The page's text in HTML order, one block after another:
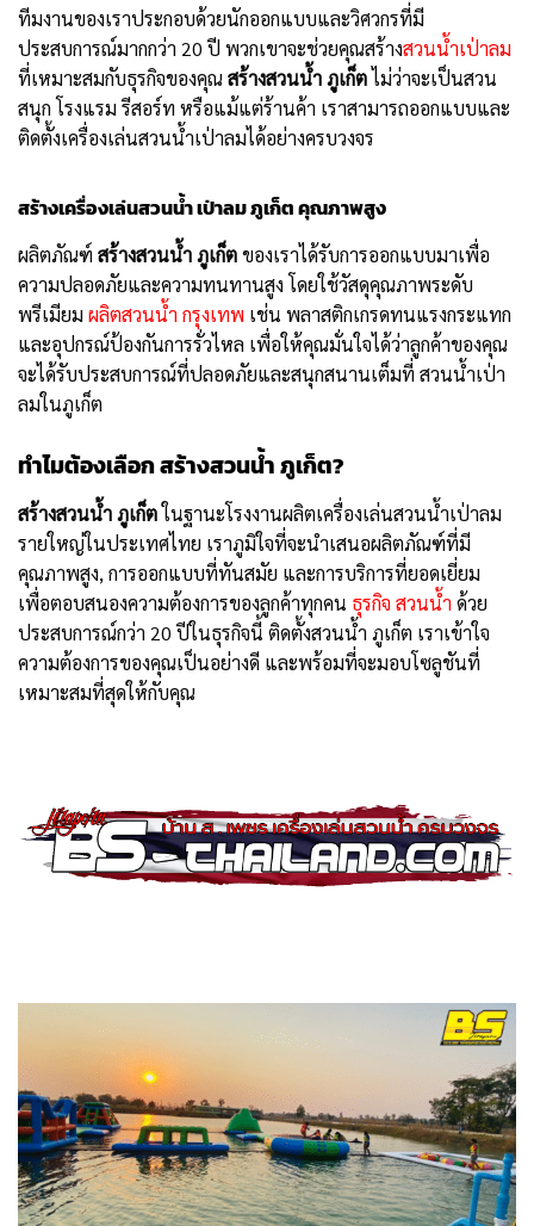
ทีมงานของเราประกอบด้วยนักออกแบบและวิศวกรที่มี
ประสบการณ์มากกว่า 20 ปี พวกเขาจะช่วยคุณสร้างสวนน้ำเป่าลม
ที่เหมาะสมกับธุรกิจของคุณ สร้างสวนน้ำ ภูเก็ตไม่ว่าจะเป็นสวน
สนุก โรงแรม รีสอร์ท หรือแม้แต่ร้านค้า เราสามารถออกแบบและ
ติดตั้งเครื่องเล่นสวนน้ำเป่าลมได้อย่างครบวงจร
สร้างเครื่องเล่นสวนน้ำ เป่าลม ภูเก็ต คุณภาพสูง
ผลิตภัณฑ์ สร้างสวนน้ำ ภูเก็ตของเราได้รับการออกแบบมาเพื่อ
ความปลอดภัยและความทนทานสูง โดยใช้วัสดุคุณภาพระดับ
พรีเมียม ผลิตสวนน้ำ กรุงเทพ เช่น พลาสติกเกรดทนแรงกระแทก
และอุปกรณ์ป้องกันการรั่วไหล เพื่อให้คุณมั่นใจได้ว่าลูกค้าของคุณ
จะได้รับประสบการณ์ที่ปลอดภัยและสนุกสนานเต็มที่ สวนน้ำเป่า
ลมในภูเก็ต
ทำไมต้องเลือก สร้างสวนน้ำ ภูเก็ต?
สร้างสวนน้ำ ภูเก็ตในฐานะโรงงานผลิตเครื่องเล่นสวนน้ำเป่าลม
รายใหญ่ในประเทศไทย เราภูมิใจที่จะนำเสนอผลิตภัณฑ์ที่มี
คุณภาพสูง, การออกแบบที่ทันสมัย และการบริการที่ยอดเยี่ยม
เพื่อตอบสนองความต้องการของลูกค้าทุกคน ธุรกิจ สวนน้ำ ด้วย
ประสบการณ์กว่า 20 ปีในธุรกิจนี้ ติดตั้งสวนน้ำ ภูเก็ต เราเข้าใจ
ความต้องการของคุณเป็นอย่างดี และพร้อมที่จะมอบโซลูชันที่
เหมาะสมที่สุดให้กับคุณ